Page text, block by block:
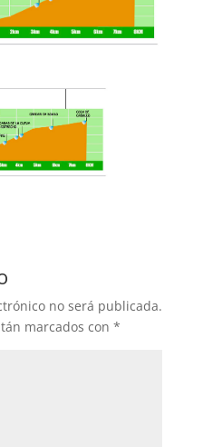
no será publicada.
marcados con *